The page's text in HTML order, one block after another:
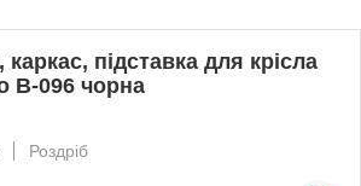
підставка для крісла
B-096 чорна
Роздріб